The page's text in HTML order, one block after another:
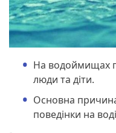
На водоймищах
люди та діти.
Основна
поведінки на